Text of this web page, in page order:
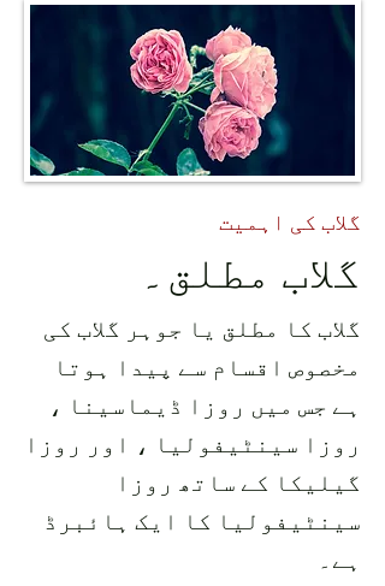
گلاب کی اہمیت
گلاب مطلق۔
گلاب کا مطلق یا جوہر گلاب کی
مخصوص اقسام سے پیدا ہوتا
ہے جس میں روزا ڈیماسینا ،
روزا سینٹیفولیا ، اور روزا
گیلیکا کے ساتھ روزا
سینٹیفولیا کا ایک ہائبرڈ
ہے۔